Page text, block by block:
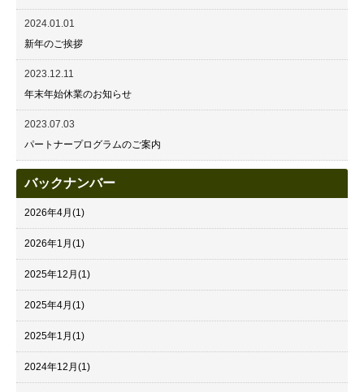
2024.01.01
新年のご挨拶
2023.12.11
年末年始休業のお知らせ
2023.07.03
パートナープログラムのご案内
バックナンバー
2026年4月 (1)
2026年1月 (1)
2025年12月 (1)
2025年4月 (1)
2025年1月 (1)
2024年12月 (1)